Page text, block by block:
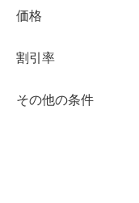
水着・スイムグッズ
着物・浴衣・和装小物
スキンケア
クリア
価格
絞り込み
割引率
％OFF～
その他の条件